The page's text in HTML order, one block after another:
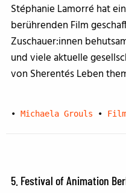
Stéphanie Lamorré hat
berührenden Film
Zuschauer:innen
und viele aktuelle
von Sherentés Leben
• Michaela Grouls •
5. Festival of Animation